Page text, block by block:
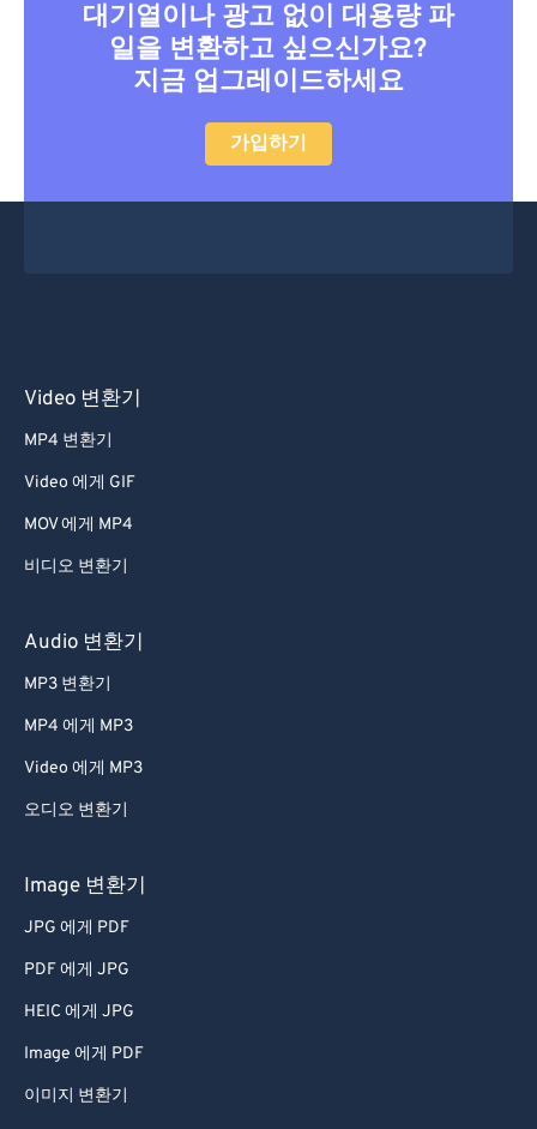
대기열이나 광고 없이 대용량 파
일을 변환하고 싶으신가요?
지금 업그레이드하세요
가입하기
Video 변환기
MP4 변환기
Video 에게 GIF
MOV 에게 MP4
비디오 변환기
Audio 변환기
MP3 변환기
MP4 에게 MP3
Video 에게 MP3
오디오 변환기
Image 변환기
JPG 에게 PDF
PDF 에게 JPG
HEIC 에게 JPG
Image 에게 PDF
이미지 변환기